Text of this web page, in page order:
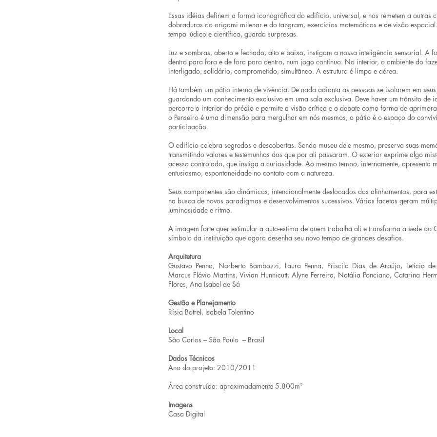
Essas idéias definem a forma iconográfica do edifício, universal, e nos remetem a outras
dobraduras do origami milenar e do tangram, exercícios matemáticos e de visão
tempo lúdico e científico, guarda surpresas.
Luz e sombras, aberto e fechado, alto e baixo, instigam a nossa inteligência sensorial. A
dentro para fora e de fora para dentro, num jogo contínuo. No interior, o ambiente do
interligado, solidário, comprometido, simultâneo. A estrutura é limpa e aérea.
Há também um pátio interno de vivência. De nada adianta as pessoas se isolarem em
guardando um conhecimento exclusivo em uma sala exclusiva. Deve haver um trânsito de
percorre o interior do prédio e permite a visão crítica e o debate como forma de
o Penseiro é uma dimensão para mergulhar em nós mesmos, o pátio é o espaço do
participação.
O edifício celebra segredos e descobertas. Sendo museu dele mesmo, preserva suas
transmitindo valores e testemunhos dos que por ali passaram. O exterior exprime algo
acesso controlado, que instiga a curiosidade. Ao mesmo tempo, internamente, apresenta
entusiasmo, espontaneidade no contato com a natureza.
Seus componentes são dinâmicos, intencionalmente deslocados dos alinhamentos, para
na busca de novos paradigmas e desenvolvimentos sucessivos. Várias facetas geram
luminosidade e ritmo.
A imagem forte quer estimular a auto-estima de quem trabalha ali e transforma a sede do
símbolo da instituição que agora desenha seu novo tempo de grandes desafios.
Arquitetura
Gustavo Penna, Norberto Bambozzi, Laura Penna, Priscila Dias de Araújo, Letícia
Marcus Flávio Martins, Vivian Hunnicutt, Alyne Ferreira, Natália Ponciano, Catarina
Flores, Ana Isabel de Sá
Gestão e Planejamento
Rísia Botrel, Isabela Tolentino
Local
São Carlos – São Paulo – Brasil
Dados Técnicos
Ano do projeto: 2010/2011
Área construída: aproximadamente 5.800m²
Imagens
Casa Digital